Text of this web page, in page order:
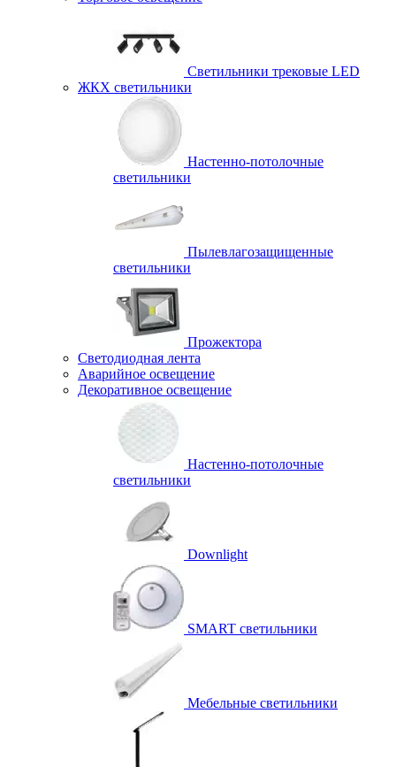
Светильники трековые LED
ЖКХ светильники
Настенно-потолочные
светильники
Пылевлагозащищенные
светильники
Прожектора
Светодиодная лента
Аварийное освещение
Декоративное освещение
Настенно-потолочные
светильники
Downlight
SMART светильники
Мебельные светильники